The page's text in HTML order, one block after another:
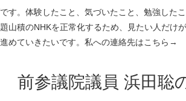
す。体験したこと、気づいたこと、勉強した
山積のNHKを正常化するため、見たい人だ
進めていきたいです。私への連絡先はこちら
前参議院議員 浜田聡